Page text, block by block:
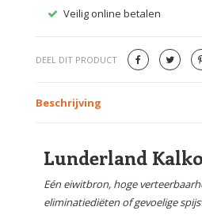
Veilig online betalen
DEEL DIT PRODUCT
Beschrijving
Lunderland
Eén eiwitbron, hoge
eliminatiediëten of gevoelige